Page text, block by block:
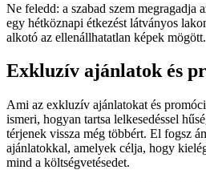
Ne feledd: a szabad szem megragadja
egy hétköznapi étkezést látványos
alkotó az ellenállhatatlan képek mögött.
Exkluzív ajánlatok és
Ami az exkluzív ajánlatokat és
ismeri, hogyan tartsa lelkesedéssel
térjenek vissza még többért. El fogsz
ajánlatokkal, amelyek célja, hogy
mind a költségvetésedet.